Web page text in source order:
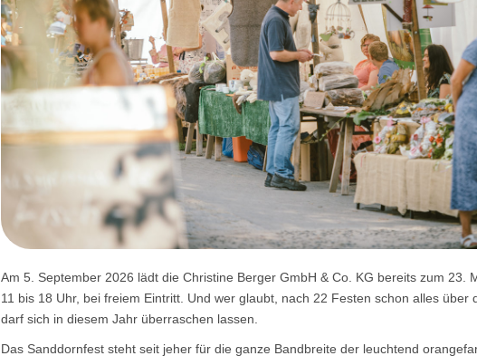
Am 5. September 2026 lädt die Christine Berger GmbH & Co. KG bereits zum 23.
11 bis 18 Uhr, bei freiem Eintritt. Und wer glaubt, nach 22 Festen schon alles über
darf sich in diesem Jahr überraschen lassen.
Das Sanddornfest steht seit jeher für die ganze Bandbreite der leuchtend